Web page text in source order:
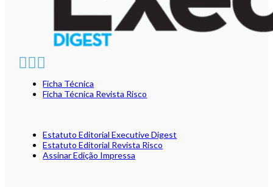
Ficha Técnica
Ficha Técnica Revista Risco
Estatuto Editorial Executive Digest
Estatuto Editorial Revista Risco
Assinar Edição Impressa